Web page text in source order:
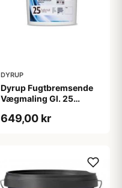
DYRUP
Dyrup Fugtbremsende
Vægmaling Gl. 25
649,00 kr